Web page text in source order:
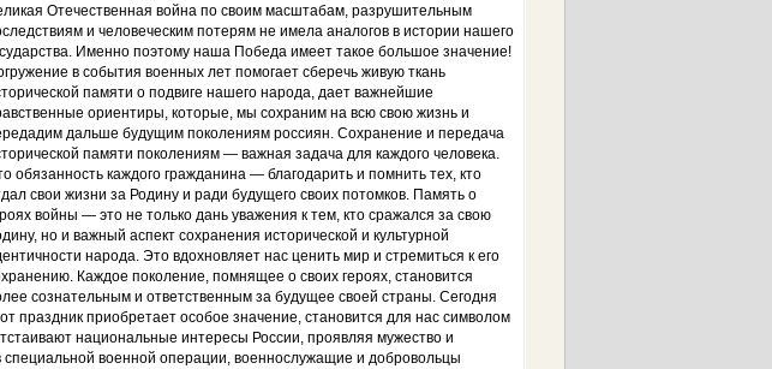
Отечественная война по своим масштабам, разрушительным
и человеческим потерям не имела аналогов в истории нашего
Именно поэтому наша Победа имеет такое большое значение!
в события военных лет помогает сберечь живую ткань
памяти о подвиге нашего народа, дает важнейшие
ориентиры, которые, мы сохраним на всю свою жизнь и
дальше будущим поколениям россиян. Сохранение и передача
памяти поколениям — важная задача для каждого человека.
обязанность каждого гражданина — благодарить и помнить тех, кто
свои жизни за Родину и ради будущего своих потомков. Память о
войны — это не только дань уважения к тем, кто сражался за свою
но и важный аспект сохранения исторической и культурной
народа. Это вдохновляет нас ценить мир и стремиться к его
Каждое поколение, помнящее о своих героях, становится
сознательным и ответственным за будущее своей страны. Сегодня
праздник приобретает особое значение, становится для нас символом
национальные интересы России, проявляя мужество и
военной операции, военнослужащие и добровольцы